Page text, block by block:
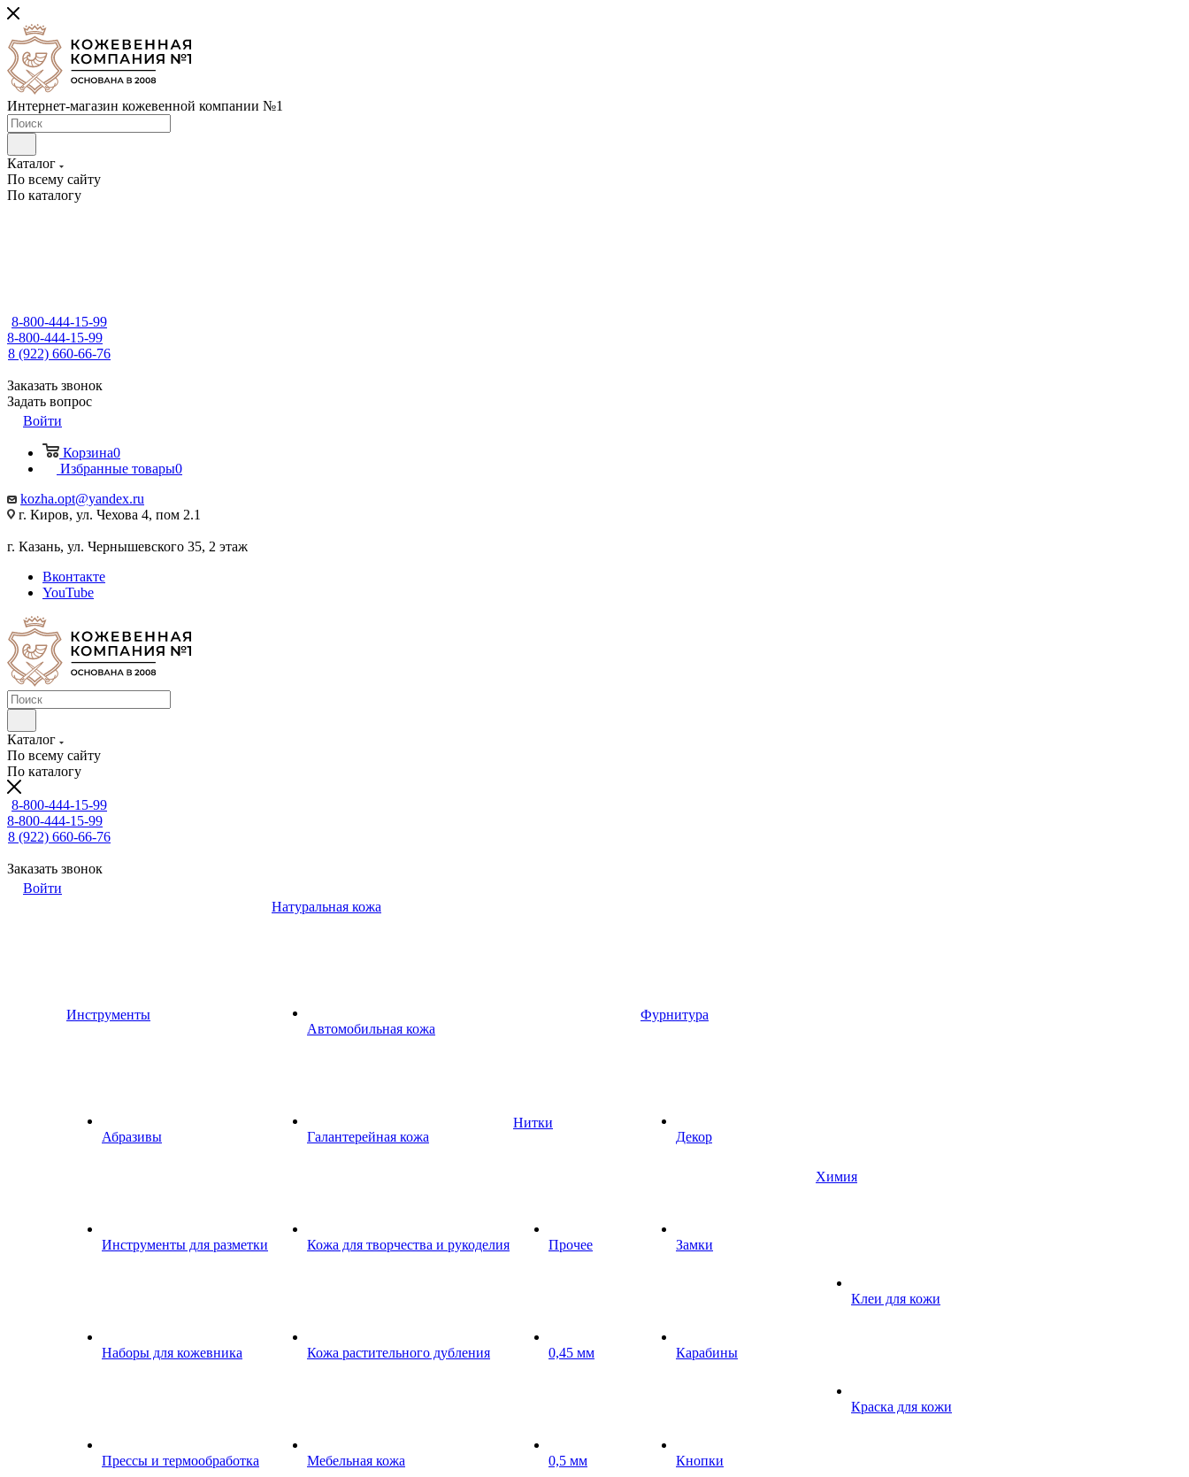
Интернет-магазин кожевенной компании №1
Каталог
По всему сайту
По каталогу
8-800-444-15-99
8-800-444-15-99
8 (922) 660-66-76
Заказать звонок
Задать вопрос
Войти
Корзина0
Избранные товары0
kozha.opt@yandex.ru
г. Киров, ул. Чехова 4, пом 2.1
г. Казань, ул. Чернышевского 35, 2 этаж
Вконтакте
YouTube
Каталог
По всему сайту
По каталогу
8-800-444-15-99
8-800-444-15-99
8 (922) 660-66-76
Заказать звонок
Войти
Инструменты
Абразивы
Инструменты для разметки
Наборы для кожевника
Прессы и термообработка
Натуральная кожа
Автомобильная кожа
Галантерейная кожа
Кожа для творчества и рукоделия
Кожа растительного дубления
Мебельная кожа
Нитки
Прочее
0,45 мм
0,5 мм
Фурнитура
Декор
Замки
Карабины
Кнопки
Химия
Клеи для кожи
Краска для кожи